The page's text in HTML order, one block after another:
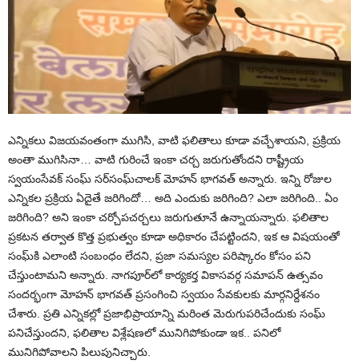
ఎన్నికలు విజయవంతంగా ముగిసి, వాటి ఫలితాలు కూడా వచ్చేశాయని, ప్రక్రియ
అంతా ముగిసినా… వాటి గురించే ఇంకా చర్చ జరుగుతోందని రాష్ట్రీయ
స్వయంసేవక్‌‌ సంఘ్ సర్‌సంఘ్‌చాలక్‌ మోహన్‌ భాగవత్‌ అన్నారు. ఇన్ని రోజుల
ఎన్నికల ప్రక్రియ ఏదైతే జరిగిందో… అది ఎందుకు జరిగింది? ఎలా జరిగింది.. ఏం
జరిగింది? అని ఇంకా చర్చోపచర్చలు జరుగుతూనే ఉన్నాయన్నారు. ఫలితాల
ప్రకటన తర్వాత కొత్త ప్రభుత్వం కూడా అధికారం చేపట్టిందని, ఇక ఆ విషయంతో
సంఘ్‌కి ఎలాంటి సంబంధం లేదని, ప్రజా సమస్యల పరిష్కారం కోసం పని
చేస్తుంటామని అన్నారు. నాగపూర్‌లో కార్యకర్త వికాసవర్గ సమాపన్ ఉత్సవం
సందర్భంగా మోహన్ భాగవత్ ప్రసంగించి స్వయం సేవకులకు మార్గనిర్దేశనం
చేశారు. ప్రతి ఎన్నికల్లో ప్రజాభిప్రాయాన్ని మరింత మెరుగుపరిచేందుకు సంఘ్
పనిచేస్తుందని, ఫలితాల విశ్లేషణలో మునిగిపోకుండా ఇక.. పనిలో
మునిగిపోవాలని పిలుపునిచ్చారు.